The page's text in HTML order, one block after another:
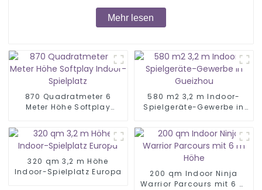
Mehr lesen
870 Quadratmeter 6
Meter Höhe Softplay
580 m2 3,2 m Indoor-
Spielgeräte-Gewerbe in
320 qm 3,2 m Höhe
Indoor-Spielplatz Europa
200 qm Indoor Ninja
Warrior Parcours mit 6 m